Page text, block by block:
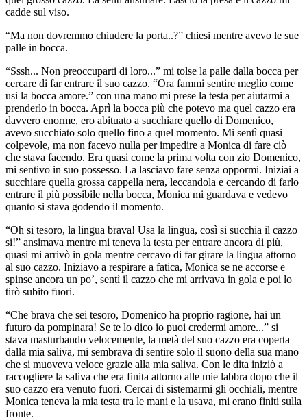
cadde sul viso.
“Ma non dovremmo chiudere la porta..?” chiesi mentre avevo le sue
palle in bocca.
“Sssh... Non preoccuparti di loro...” mi tolse la palle dalla bocca per
cercare di far entrare il suo cazzo. “Ora fammi sentire meglio come
usi la bocca amore.” con una mano mi prese la testa per aiutarmi a
prenderlo in bocca. Aprì la bocca più che potevo ma quel cazzo era
davvero enorme, ero abituato a succhiare quello di Domenico,
avevo succhiato solo quello fino a quel momento. Mi sentì quasi
colpevole, ma non facevo nulla per impedire a Monica di fare ciò
che stava facendo. Era quasi come la prima volta con zio Domenico,
mi sentivo in suo possesso. La lasciavo fare senza oppormi. Iniziai a
succhiare quella grossa cappella nera, leccandola e cercando di farlo
entrare il più possibile nella bocca, Monica mi guardava e vedevo
quanto si stava godendo il momento.
“Oh si tesoro, la lingua brava! Usa la lingua, così si succhia il cazzo
si!” ansimava mentre mi teneva la testa per entrare ancora di più,
quasi mi arrivò in gola mentre cercavo di far girare la lingua attorno
al suo cazzo. Iniziavo a respirare a fatica, Monica se ne accorse e
spinse ancora un po’, sentì il cazzo che mi arrivava in gola e poi lo
tirò subito fuori.
“Che brava che sei tesoro, Domenico ha proprio ragione, hai un
futuro da pompinara! Se te lo dico io puoi credermi amore...” si
stava masturbando velocemente, la metà del suo cazzo era coperta
dalla mia saliva, mi sembrava di sentire solo il suono della sua mano
che si muoveva veloce grazie alla mia saliva. Con le dita iniziò a
raccogliere la saliva che era finita attorno alle mie labbra dopo che il
suo cazzo era venuto fuori. Cercai di sistemarmi gli occhiali, mentre
Monica teneva la mia testa tra le mani e la usava, mi erano finiti sulla
fronte.